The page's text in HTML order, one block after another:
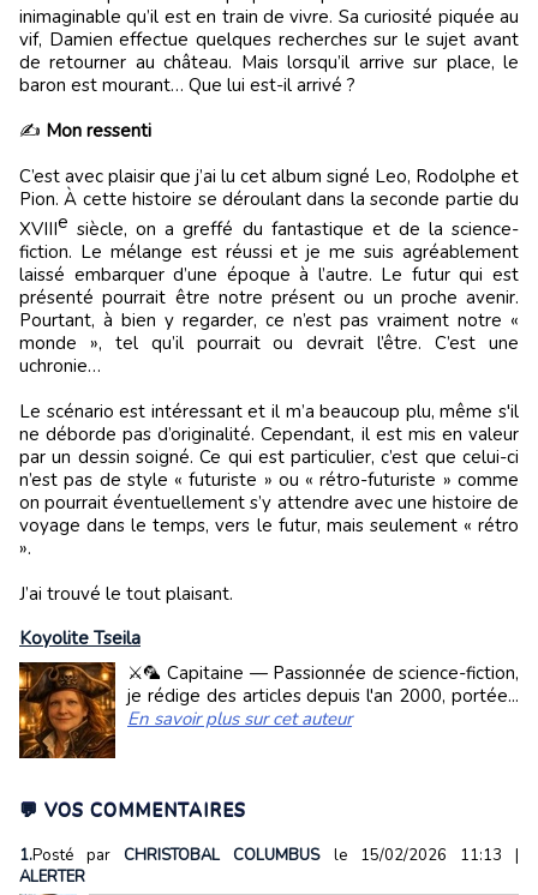
inimaginable qu’il est en train de vivre. Sa curiosité piquée au
vif, Damien effectue quelques recherches sur le sujet avant
de retourner au château. Mais lorsqu’il arrive sur place, le
baron est mourant… Que lui est-il arrivé ?
✍️ Mon ressenti
C’est avec plaisir que j’ai lu cet album signé Leo, Rodolphe et
Pion. À cette histoire se déroulant dans la seconde partie du
XVIIIe siècle, on a greffé du fantastique et de la science-
fiction. Le mélange est réussi et je me suis agréablement
laissé embarquer d’une époque à l’autre. Le futur qui est
présenté pourrait être notre présent ou un proche avenir.
Pourtant, à bien y regarder, ce n’est pas vraiment notre «
monde », tel qu’il pourrait ou devrait l’être. C’est une
uchronie…
Le scénario est intéressant et il m’a beaucoup plu, même s'il
ne déborde pas d’originalité. Cependant, il est mis en valeur
par un dessin soigné. Ce qui est particulier, c’est que celui-ci
n’est pas de style « futuriste » ou « rétro-futuriste » comme
on pourrait éventuellement s’y attendre avec une histoire de
voyage dans le temps, vers le futur, mais seulement « rétro
».
J’ai trouvé le tout plaisant.
Koyolite Tseila
⚔️🦜 Capitaine — Passionnée de science-fiction,
je rédige des articles depuis l'an 2000, portée...
En savoir plus sur cet auteur
💬 VOS COMMENTAIRES
1.Posté parCHRISTOBAL COLUMBUS le 15/02/2026 11:13|
ALERTER